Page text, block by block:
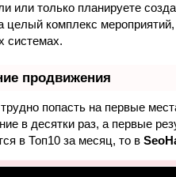
или только планируете
целый комплекс
системах.
продвижения
попасть на первые
в десятки раз, а первые
в Топ10 за месяц, то в